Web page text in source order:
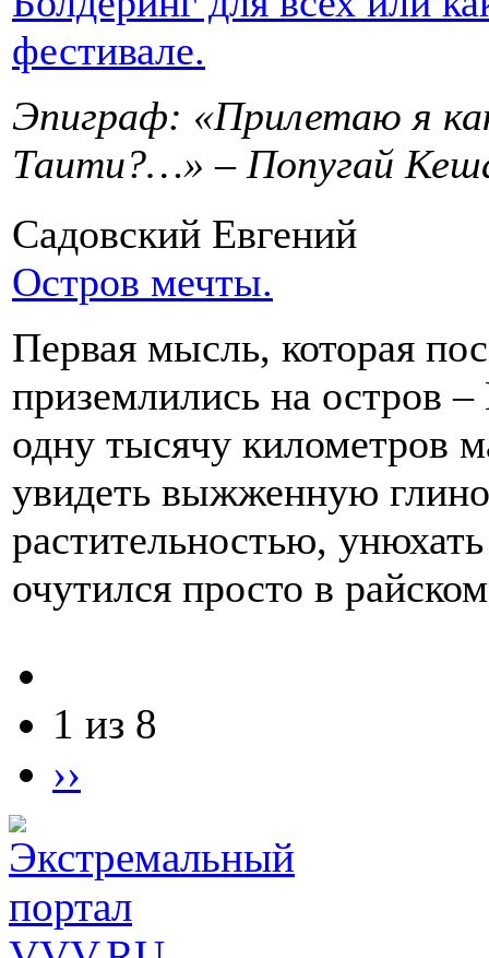
фестивале.
Эпиграф: «Прилетаю я
Таити?…» – Попугай
Садовский Евгений
Остров мечты.
Первая мысль, которая
приземлились на остров
одну тысячу километров
увидеть выжженную
растительностью,
очутился просто в
1 из 8
››